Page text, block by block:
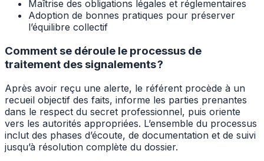
Maîtrise des obligations légales et réglementaires
Adoption de bonnes pratiques pour préserver
l’équilibre collectif
Comment se déroule le processus de
traitement des signalements ?
Après avoir reçu une alerte, le référent procède à un
recueil objectif des faits, informe les parties prenantes
dans le respect du secret professionnel, puis oriente
vers les autorités appropriées. L’ensemble du processus
inclut des phases d’écoute, de documentation et de suivi
jusqu’à résolution complète du dossier.